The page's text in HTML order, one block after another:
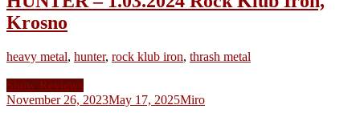
Krosno
heavy metal, hunter, rock klub iron, thrash metal
Show Reviews
November 26, 2023May 17, 2025Miro